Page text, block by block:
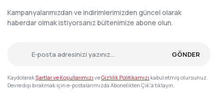
Kampanyalarımızdan ve indirimlerimizden güncel olarak
haberdar olmak istiyorsanız bültenimize abone olun.
GÖNDER
KaydolarakŞartlar ve Koşullarımızı veGizlilik Politikamızı kabul etmiş olursunuz.
Devre dışı bırakmak için e-postalarımızda Abonelikten Çık'a tıklayın.